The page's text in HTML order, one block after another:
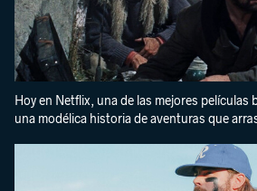
Hoy en Netflix, una de las mejores películas
una modélica historia de aventuras que